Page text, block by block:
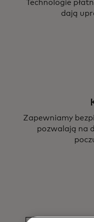
Technologie
dają
Zapewniamy
pozwalają na